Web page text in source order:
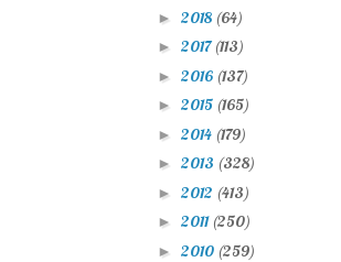
► 2018 (64)
► 2017(113)
► 2016 (137)
► 2015 (165)
► 2014 (179)
► 2013 (328)
► 2012 (413)
► 2011 (250)
► 2010 (259)